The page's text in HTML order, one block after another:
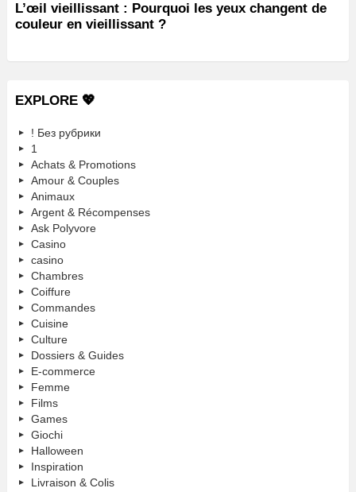
L’œil vieillissant : Pourquoi les yeux changent de
couleur en vieillissant ?
EXPLORE 💖
! Без рубрики
1
Achats & Promotions
Amour & Couples
Animaux
Argent & Récompenses
Ask Polyvore
Casino
casino
Chambres
Coiffure
Commandes
Cuisine
Culture
Dossiers & Guides
E-commerce
Femme
Films
Games
Giochi
Halloween
Inspiration
Livraison & Colis